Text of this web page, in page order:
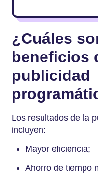
¿Cuáles
beneficios
publicidad
Los resultados de la
incluyen:
Mayor eficiencia;
Ahorro de tiempo